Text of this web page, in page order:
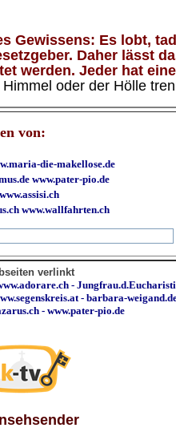
Gewissens: Es lobt,
Daher lässt
werden. Jeder hat
oder der Hölle
von:
die-makellose.de
www.pater-pio.de
www.assisi.ch
www.wallfahrten.ch
verlinkt
-
-barbara-
- www.pater-pio.de